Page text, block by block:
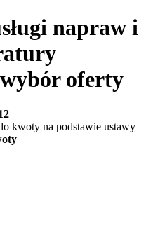
napraw i
oferty
kwoty na podstawie ustawy